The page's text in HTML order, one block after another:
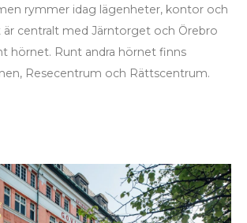
rymmer idag lägenheter, kontor och
är centralt med Järntorget och Örebro
hörnet. Runt andra hörnet finns
Resecentrum och Rättscentrum.